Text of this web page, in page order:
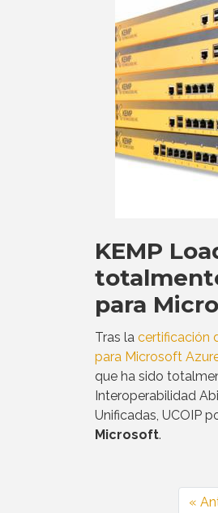
KEMP
para
Tras la certificación
para Microsoft
que ha sido
Interoperabilidad
Unificadas, UCOIP
Microsoft.
«